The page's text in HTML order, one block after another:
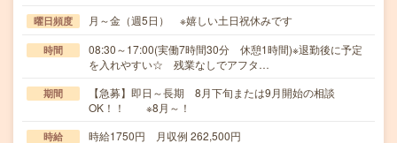
曜日頻度 月～金（週5日） ※嬉しい土日祝休みです
時間
08:30～17:00(実働7時間30分 休憩1時間)※退勤後に予定
を入れやすい☆ 残業なしでアフタ…
期間
【急募】即日～長期 8月下旬または9月開始の相談
OK！！ ※8月～！
時給 時給1750円 月収例 262,500円